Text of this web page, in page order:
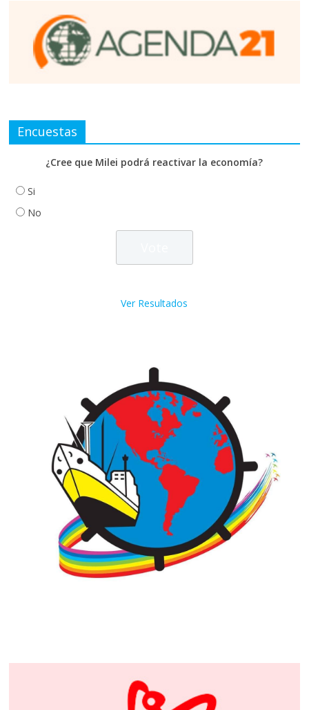
Encuestas
¿Cree que Milei podrá reactivar la economía?
Si
No
Ver Resultados